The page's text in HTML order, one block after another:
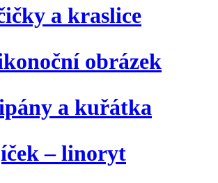
a kraslice
obrázek
a kuřátka
– linoryt